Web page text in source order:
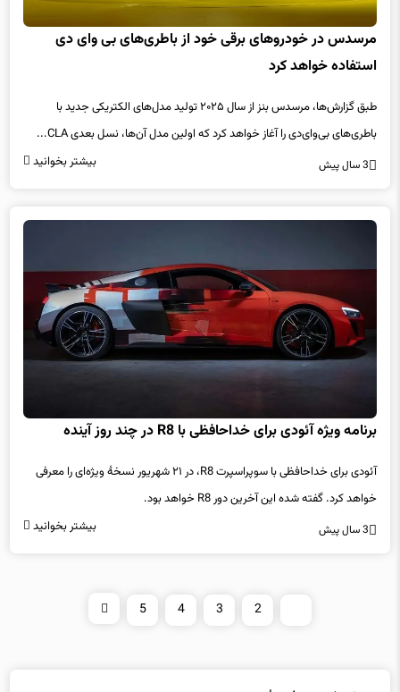
مرسدس در خودروهای برقی خود از باطری‌های بی وای دی
استفاده خواهد کرد
باطری‌های بی‌وای‌دی را آغاز خواهد کرد که اولین مدل آن‌ها، نسل بعدی CLA...
3 سال پیش بیشتر بخوانید
برنامه ویژه آئودی برای خداحافظی با R8 در چند روز آینده
آئودی برای خداحافظی با سوپراسپرت R8، در ۲۱ شهریور نسخهٔ ویژه‌ای را معرفی
خواهد کرد. گفته شده این آخرین دور R8 خواهد بود.
3 سال پیش